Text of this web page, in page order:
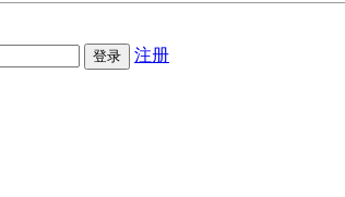
注册